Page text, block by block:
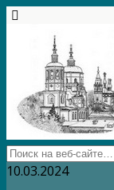
10.03.2024